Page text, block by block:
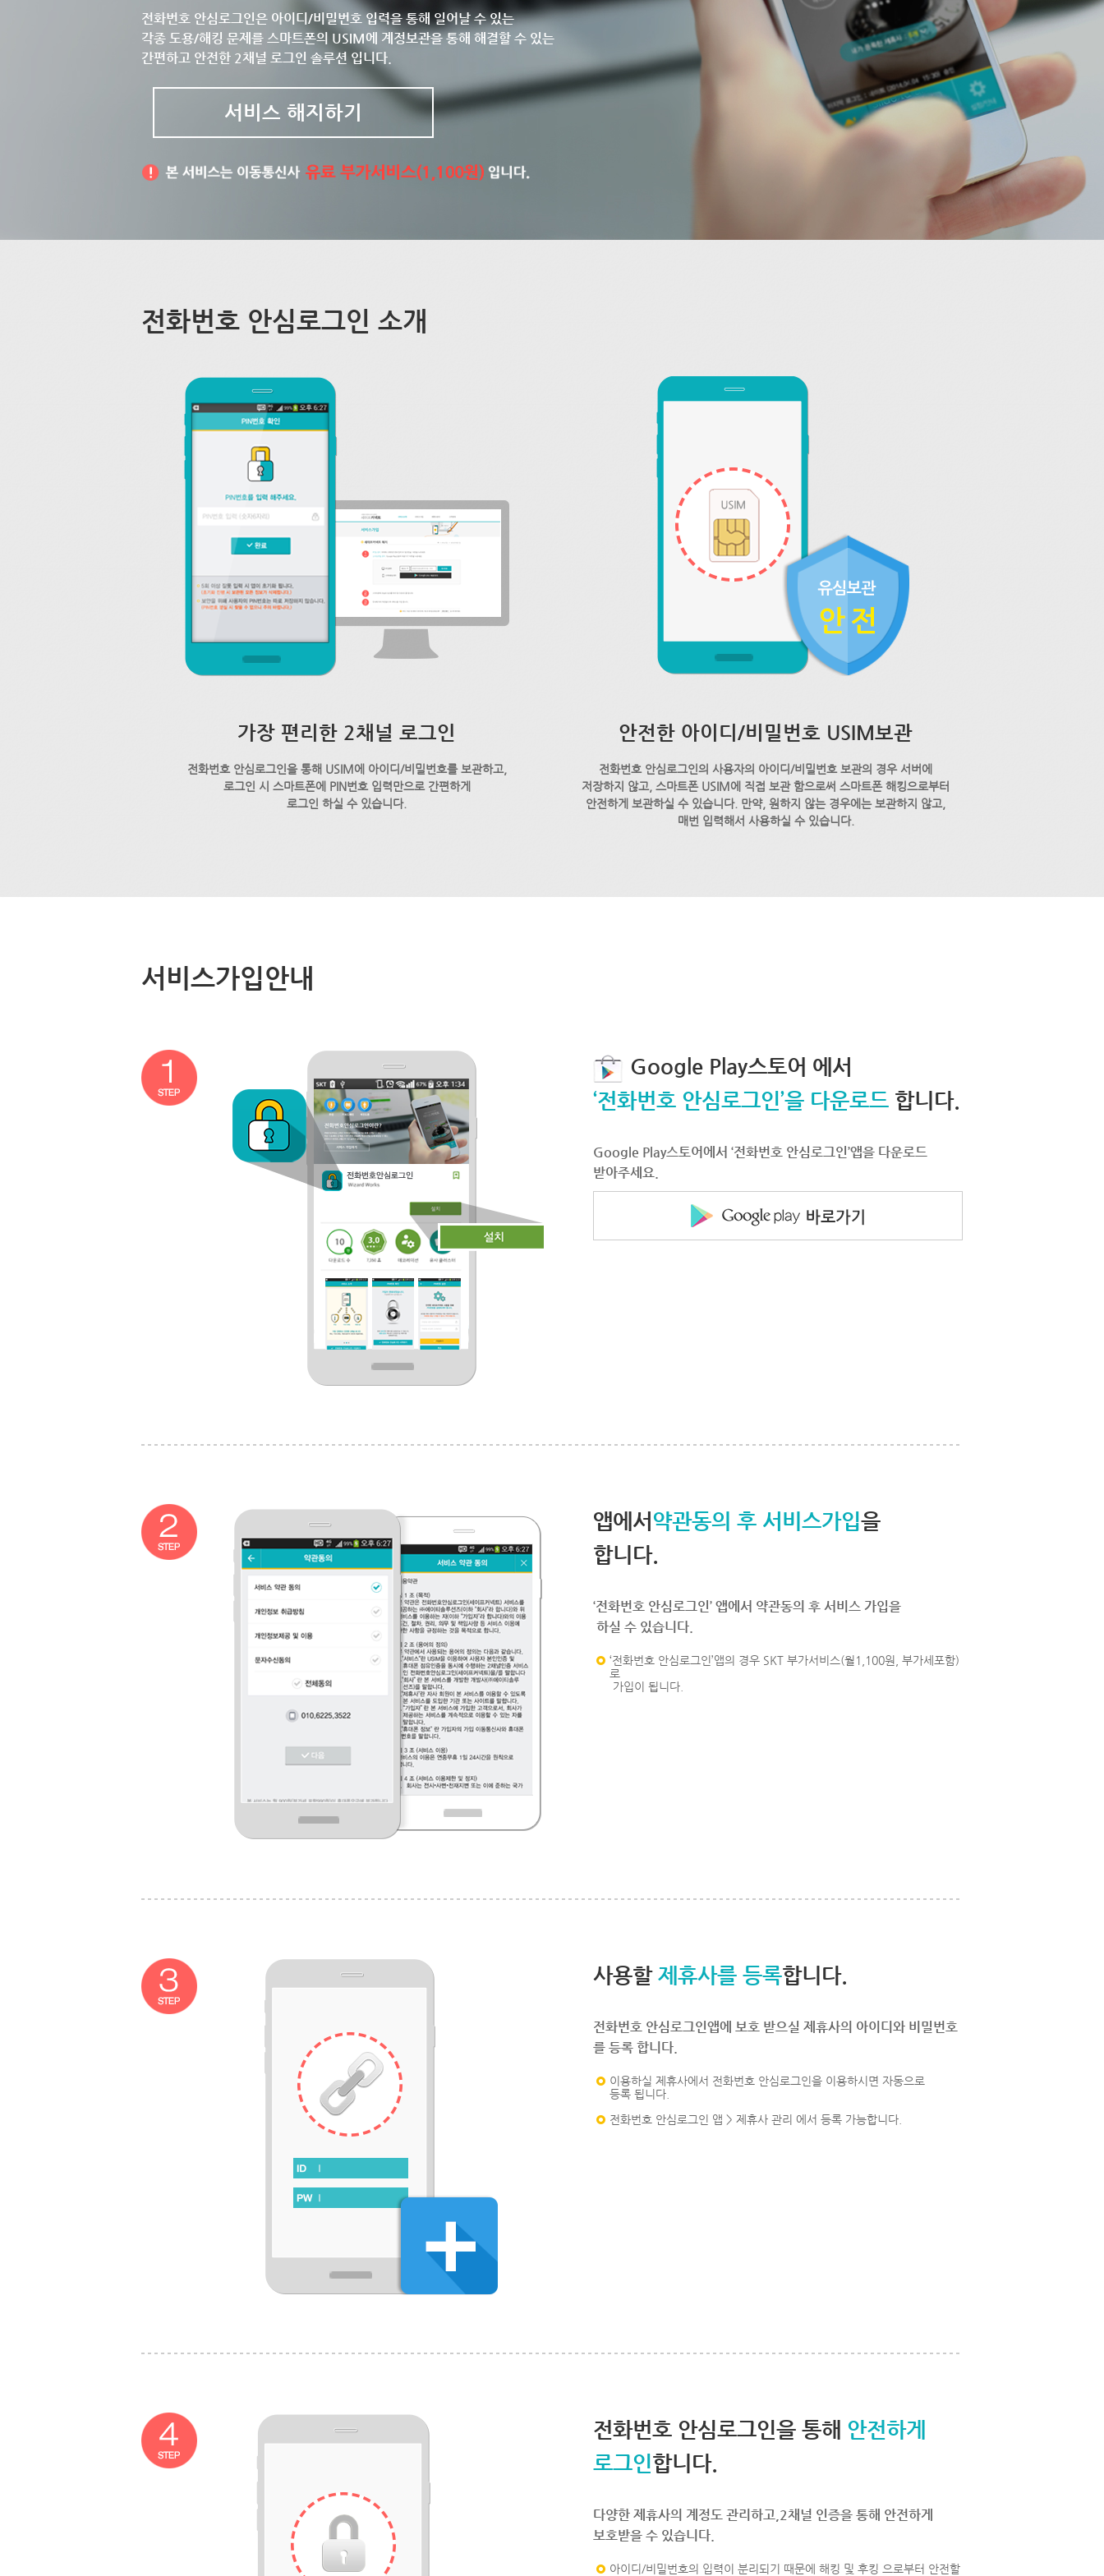
전화번호 안심로그인은 아이디/비밀번호 입력을 통해 일어날 수 있는
각종 도용/해킹 문제를 스마트폰의 USIM에 계정보관을 통해 해결할 수 있는
간편하고 안전한 2채널 로그인 솔루션 입니다.
서비스 해지하기
전화번호 안심로그인 소개
가장 편리한 2채널 로그인
전화번호 안심로그인을 통해 USIM에 아이디/비밀번호를 보관하고,
로그인 시 스마트폰에 PIN번호 입력만으로 간편하게
로그인 하실 수 있습니다.
안전한 아이디/비밀번호 USIM보관
전화번호 안심로그인의 사용자의 아이디/비밀번호 보관의 경우 서버에
저장하지 않고, 스마트폰 USIM에 직접 보관 함으로써 스마트폰 해킹으로부터
안전하게 보관하실 수 있습니다. 만약, 원하지 않는 경우에는 보관하지 않고,
매번 입력해서 사용하실 수 있습니다.
서비스가입안내
Google Play스토어 에서
‘전화번호 안심로그인’을 다운로드 합니다.
Google Play스토어에서 ‘전화번호 안심로그인’앱을 다운로드
받아주세요.
앱에서 약관동의 후 서비스가입을
합니다.
‘전화번호 안심로그인’ 앱에서 약관동의 후 서비스 가입을
하실 수 있습니다.
‘전화번호 안심로그인’앱의 경우 SKT 부가서비스(월1,100원, 부가세포함)
로
가입이 됩니다.
사용할 제휴사를 등록합니다.
전화번호 안심로그인앱에 보호 받으실 제휴사의 아이디와 비밀번호
를 등록 합니다.
이용하실 제휴사에서 전화번호 안심로그인을 이용하시면 자동으로
등록 됩니다.
전화번호 안심로그인 앱 > 제휴사 관리 에서 등록 가능합니다.
전화번호 안심로그인을 통해 안전하게
로그인합니다.
다양한 제휴사의 계정도 관리하고,2채널 인증을 통해 안전하게
보호받을 수 있습니다.
아이디/비밀번호의 입력이 분리되기 때문에 해킹 및 후킹 으로부터 안전할